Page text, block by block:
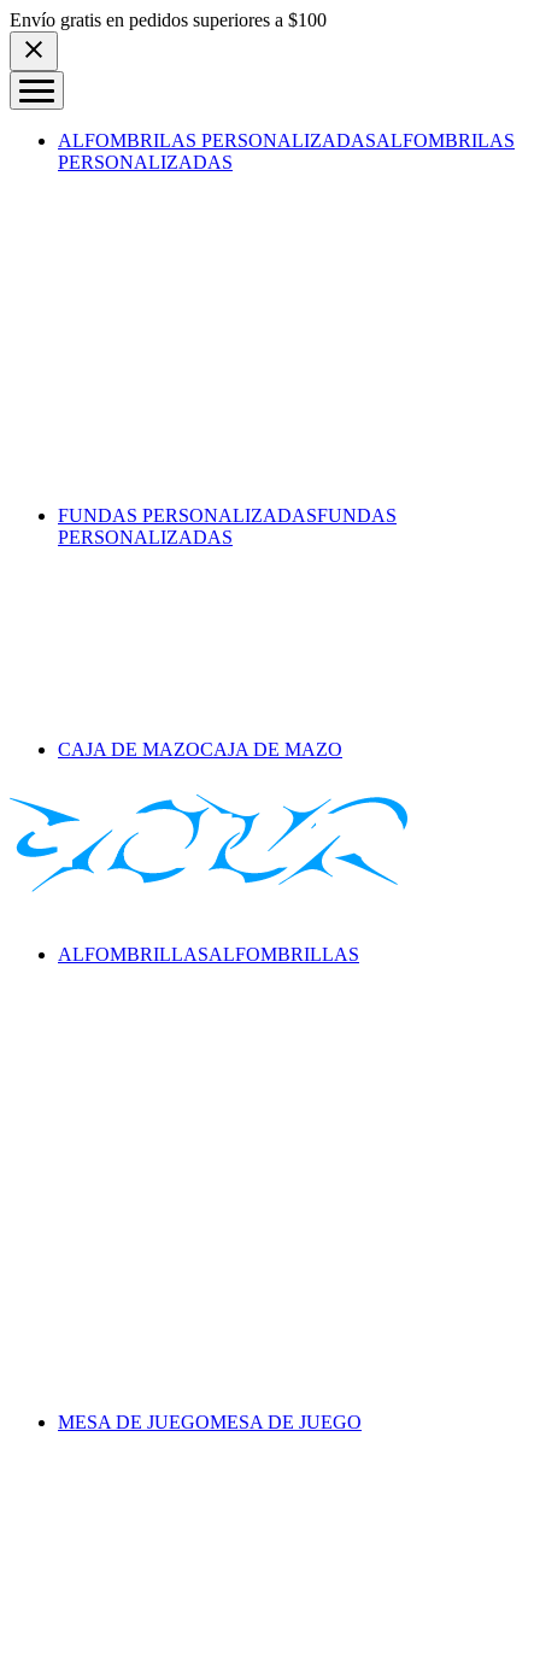
Skip to content
Envío gratis en pedidos superiores a $100
ALFOMBRILAS PERSONALIZADASALFOMBRILAS
PERSONALIZADAS
FUNDAS PERSONALIZADASFUNDAS
PERSONALIZADAS
CAJA DE MAZOCAJA DE MAZO
ALFOMBRILLASALFOMBRILLAS
MESA DE JUEGOMESA DE JUEGO